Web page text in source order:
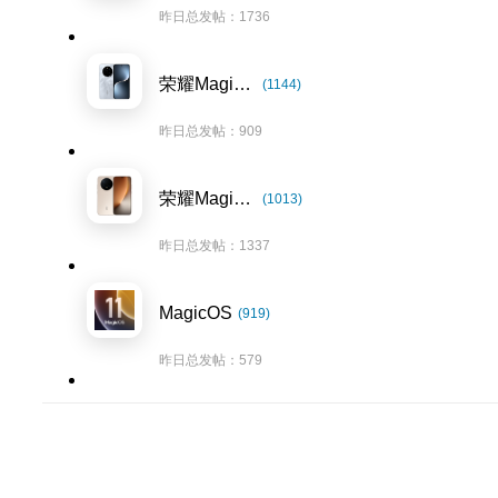
昨日总发帖：1736
荣耀Magic7系列 (1144)
昨日总发帖：909
荣耀Magic8系列 (1013)
昨日总发帖：1337
MagicOS (919)
昨日总发帖：579